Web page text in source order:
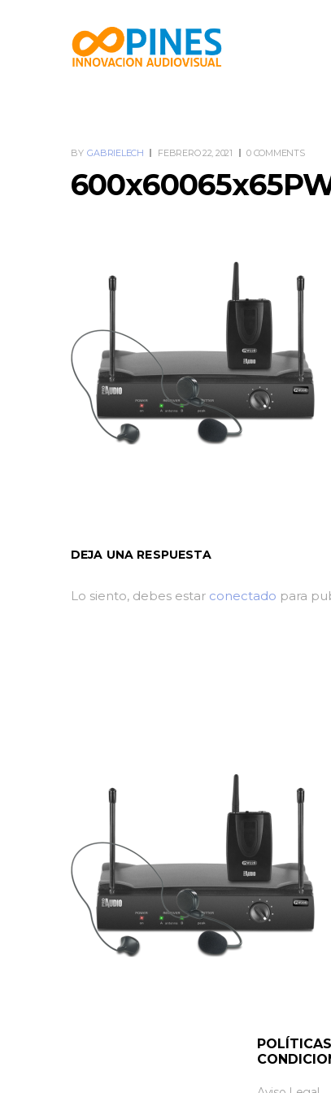
BY GABRIELECH FEBRERO 22, 2021 0 COMMENTS
DEJA UNA RESPUESTA
Lo siento, debes estar conectado para